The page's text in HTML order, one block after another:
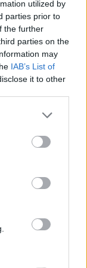
utilized by
parties prior to
the further
parties on the
may
IAB’s List of
it to other
πιο ευαίσθητοι
με άλλους, και
χωρίς προφανή
ένα σημάδι ότι